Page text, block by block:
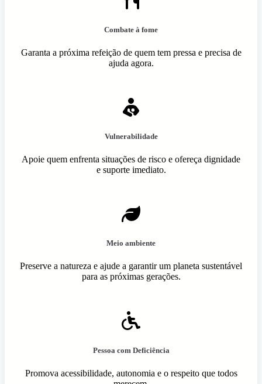
Combate à fome
Garanta a próxima refeição de quem tem pressa e precisa de
ajuda agora.
Vulnerabilidade
Apoie quem enfrenta situações de risco e ofereça dignidade
e suporte imediato.
Meio ambiente
Preserve a natureza e ajude a garantir um planeta sustentável
para as próximas gerações.
Pessoa com Deficiência
Promova acessibilidade, autonomia e o respeito que todos